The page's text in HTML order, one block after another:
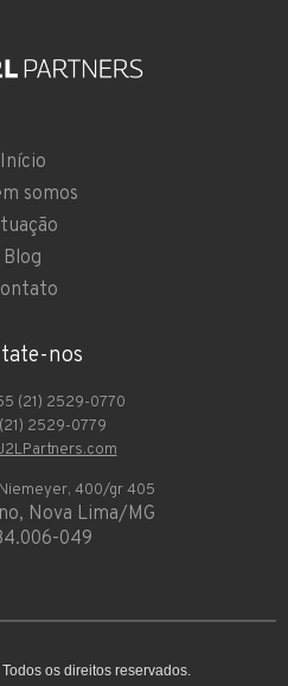
Início
somos
Blog
nos
(21) 2529-0770
2529-0779
400/gr 405
Nova Lima/MG
049
os direitos reservados.